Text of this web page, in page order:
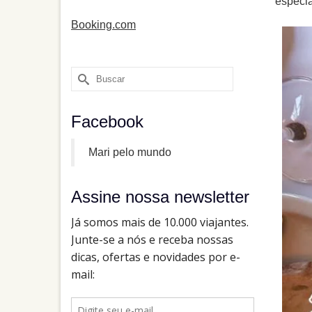
Booking.com
Buscar
por:
Facebook
Mari pelo mundo
Assine nossa newsletter